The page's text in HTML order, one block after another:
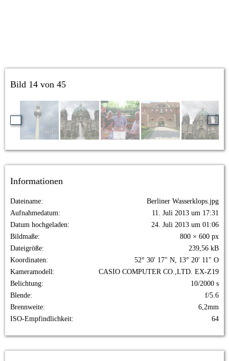
Bild 14 von 45
Informationen
Dateiname
Berliner Wasserklops.jpg
Aufnahmedatum
11. Juli 2013 um 17:31
Datum hochgeladen
24. Juli 2013 um 01:06
Bildmaße
800 × 600 px
Dateigröße
239,56 kB
Koordinaten
52° 30' 17" N, 13° 20' 11" O
Kameramodell
CASIO COMPUTER CO.,LTD. EX-Z19
Belichtung
10/2000 s
Blende
f/5.6
Brennweite
6,2mm
ISO-Empfindlichkeit
64